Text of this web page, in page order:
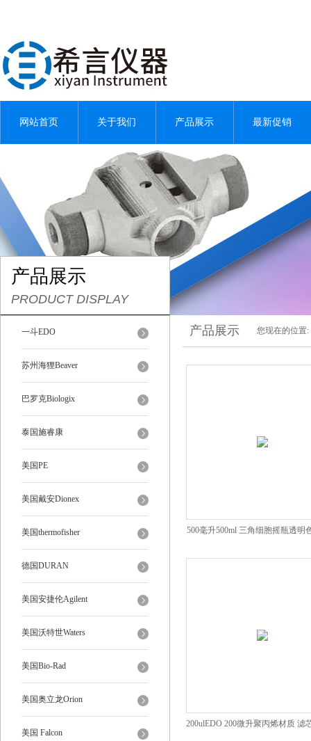
网站首页 关于我们 产品展示 最新促销
产品展示
PRODUCT DISPLAY
一斗EDO
苏州海狸Beaver
巴罗克Biologix
泰国施睿康
美国PE
美国戴安Dionex
美国thermofisher
德国DURAN
美国安捷伦Agilent
美国沃特世Waters
美国Bio-Rad
美国奥立龙Orion
美国 Falcon
产品展示 您现在的位置:
500毫升500ml 三角细胞摇瓶透明
200ulEDO 200微升聚丙烯材质 滤